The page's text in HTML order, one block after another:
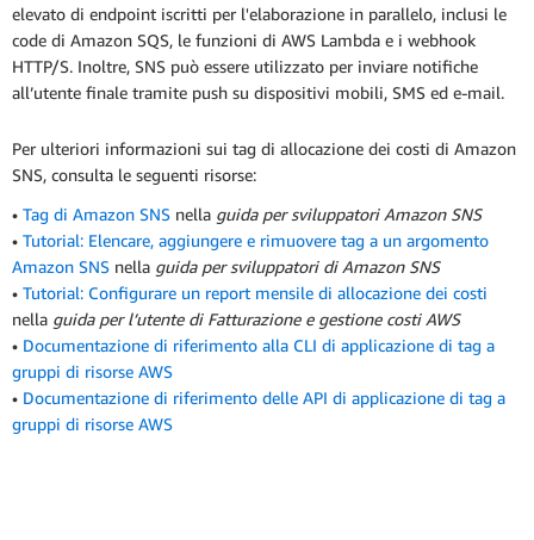
elevato di endpoint iscritti per l'elaborazione in parallelo, inclusi le
code di Amazon SQS, le funzioni di AWS Lambda e i webhook
HTTP/S. Inoltre, SNS può essere utilizzato per inviare notifiche
all’utente finale tramite push su dispositivi mobili, SMS ed e-mail.
Per ulteriori informazioni sui tag di allocazione dei costi di Amazon
SNS, consulta le seguenti risorse:
• Tag di Amazon SNS nella guida per sviluppatori Amazon SNS
• Tutorial: Elencare, aggiungere e rimuovere tag a un argomento
Amazon SNS nella guida per sviluppatori di Amazon SNS
• Tutorial: Configurare un report mensile di allocazione dei costi
nella guida per l’utente di Fatturazione e gestione costi AWS
• Documentazione di riferimento alla CLI di applicazione di tag a
gruppi di risorse AWS
• Documentazione di riferimento delle API di applicazione di tag a
gruppi di risorse AWS